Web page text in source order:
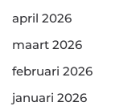
april 2026
maart 2026
februari 2026
januari 2026